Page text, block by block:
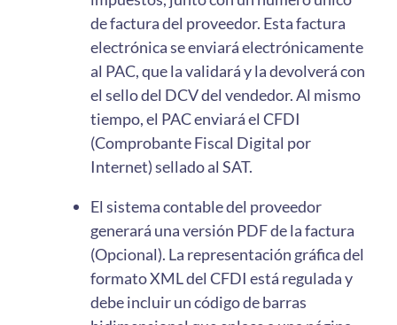
de factura del proveedor. Esta factura
electrónica se enviará electrónicamente
al PAC, que la validará y la devolverá con
el sello del DCV del vendedor. Al mismo
tiempo, el PAC enviará el CFDI
(Comprobante Fiscal Digital por
Internet) sellado al SAT.
El sistema contable del proveedor
generará una versión PDF de la factura
(Opcional). La representación gráfica del
formato XML del CFDI está regulada y
debe incluir un código de barras